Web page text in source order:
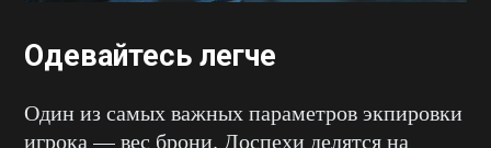
Одевайтесь легче
Один из самых важных параметров экпировки
игрока — вес брони. Доспехи делятся на